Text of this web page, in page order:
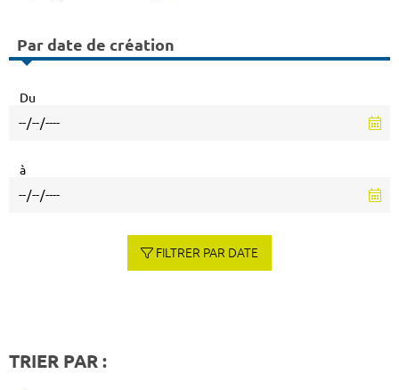
Par date de création
Du
à
FILTRER PAR DATE
TRIER PAR :